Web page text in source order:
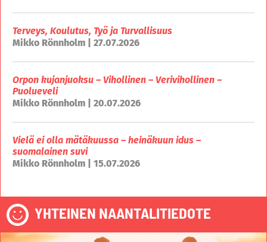
Terveys, Koulutus, Työ ja Turvallisuus
Mikko Rönnholm | 27.07.2026
Orpon kujanjuoksu – Vihollinen – Verivihollinen –
Puolueveli
Mikko Rönnholm | 20.07.2026
Vielä ei olla mätäkuussa – heinäkuun idus –
suomalainen suvi
Mikko Rönnholm | 15.07.2026
YHTEINEN NAANTALITIEDOTE